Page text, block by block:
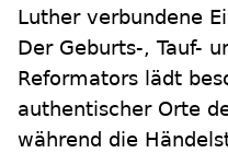
Luther verbundene
Der Geburts-, Tauf-
Reformators lädt
authentischer Orte
während die